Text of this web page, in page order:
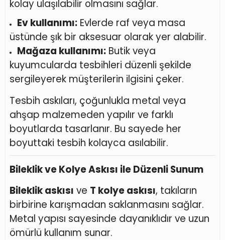
kolay ulaşılabilir olmasını sağlar.
Ev kullanımı: Evlerde raf veya masa
üstünde şık bir aksesuar olarak yer alabilir.
Mağaza kullanımı: Butik veya
kuyumcularda tesbihleri düzenli şekilde
sergileyerek müşterilerin ilgisini çeker.
Tesbih askıları, çoğunlukla metal veya
ahşap malzemeden yapılır ve farklı
boyutlarda tasarlanır. Bu sayede her
boyuttaki tesbih kolayca asılabilir.
Bileklik ve Kolye Askısı ile Düzenli Sunum
Bileklik askısı ve T kolye askısı, takıların
birbirine karışmadan saklanmasını sağlar.
Metal yapısı sayesinde dayanıklıdır ve uzun
ömürlü kullanım sunar.